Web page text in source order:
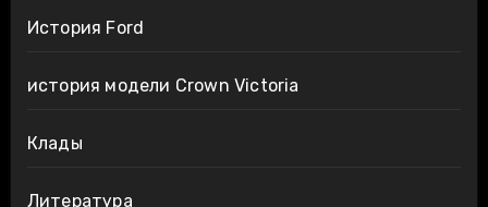
История Ford
история модели Crown Victoria
Клады
Литература